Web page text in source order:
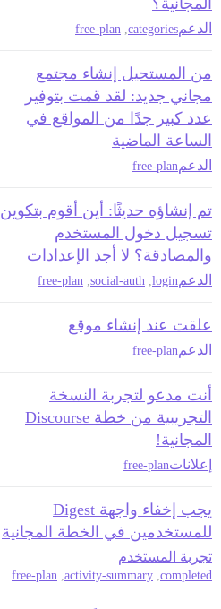
المجانية؟
الدعمcategories
free-plan
من المستحيل إنشاء مجتمع
مجاني جديد: لقد قمت بتوفير
عدد كبير جدًا من المواقع في
الساعة الماضية
الدعم free-plan
تم إنشاؤه حديثًا: أين أقوم بتكوين
تسجيل دخول المستخدم
والمصادقة؟ لا أجد الإعدادات
الدعم login
social-auth
free-plan
علقت عند إنشاء موقع
الدعم free-plan
أنت مدعو لتجربة النسخة
التجريبية من خطة Discourse
المجانية!
إعلاناتfree-plan
يجب إخفاء واجهة Digest
للمستخدمين في الخطة المجانية
تجربة المستخدم
completed
,
activity-summary
,
free-plan